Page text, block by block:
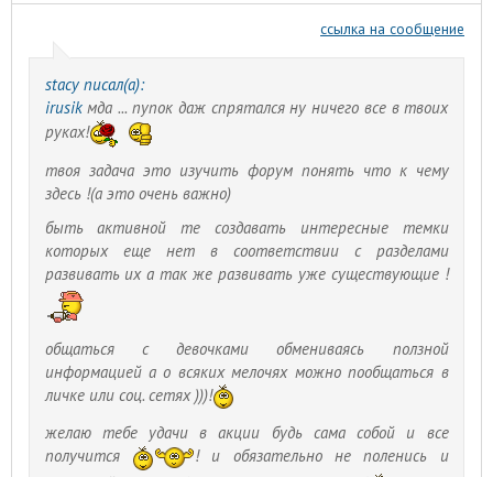
ссылка на сообщение
stacy писал(а):
irusikмда ... пупок даж спрятался ну ничего все в твоих
руках!
твоя задача это изучить форум понять что к чему
здесь !(а это очень важно)
быть активной те создавать интересные темки
которых еще нет в соответствии с разделами
развивать их а так же развивать уже существующие !
общаться с девочками обмениваясь ползной
информацией а о всяких мелочях можно пообщаться в
личке или соц. сетях )))!
желаю тебе удачи в акции будь сама собой и все
получится
! и обязательно не поленись и